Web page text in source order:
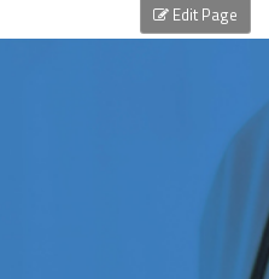
Edit Page